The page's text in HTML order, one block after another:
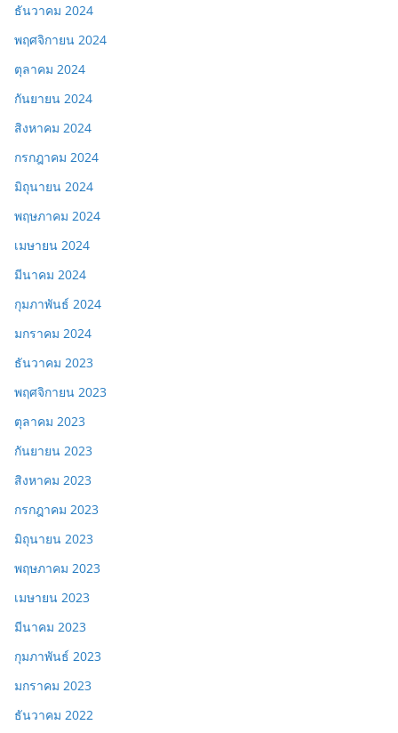
ธันวาคม 2024
พฤศจิกายน 2024
ตุลาคม 2024
กันยายน 2024
สิงหาคม 2024
กรกฎาคม 2024
มิถุนายน 2024
พฤษภาคม 2024
เมษายน 2024
มีนาคม 2024
กุมภาพันธ์ 2024
มกราคม 2024
ธันวาคม 2023
พฤศจิกายน 2023
ตุลาคม 2023
กันยายน 2023
สิงหาคม 2023
กรกฎาคม 2023
มิถุนายน 2023
พฤษภาคม 2023
เมษายน 2023
มีนาคม 2023
กุมภาพันธ์ 2023
มกราคม 2023
ธันวาคม 2022